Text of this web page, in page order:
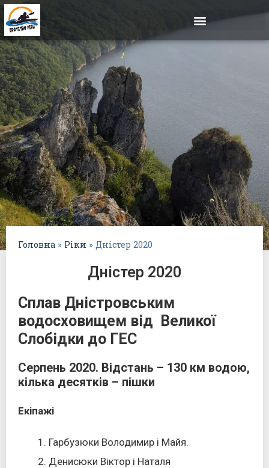
Головна » Ріки » Дністер 2020
Дністер 2020
Сплав Дністровським
водосховищем від Великої
Слобідки до ГЕС
Серпень 2020. Відстань – 130 км водою,
кілька десятків – пішки
Екіпажі
Гарбузюки Володимир і Майя.
Денисюки Віктор і Наталя